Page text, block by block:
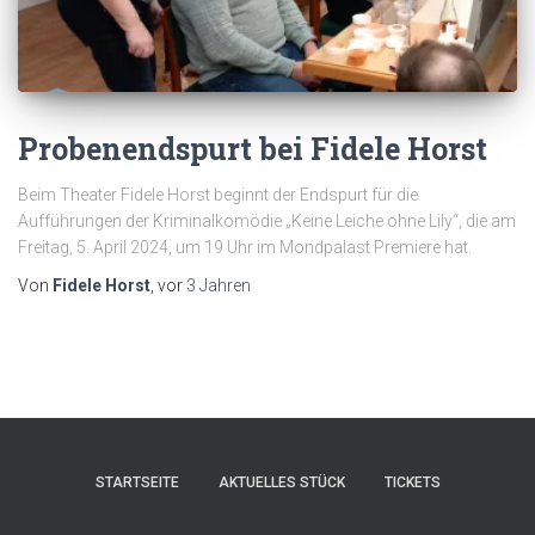
Probenendspurt bei Fidele Horst
Beim Theater Fidele Horst beginnt der Endspurt für die
Aufführungen der Kriminalkomödie „Keine Leiche ohne Lily“, die am
Freitag, 5. April 2024, um 19 Uhr im Mondpalast Premiere hat.
Von Fidele Horst , vor 3 Jahren
STARTSEITE AKTUELLES STÜCK TICKETS